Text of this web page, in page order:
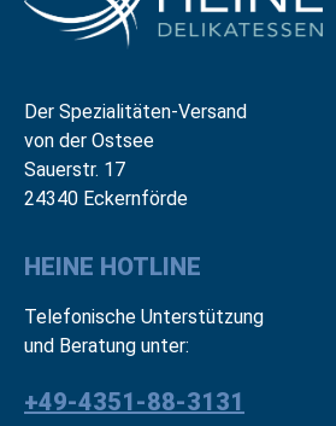
Der Spezialitäten-Versand
von der Ostsee
Sauerstr. 17
24340 Eckernförde
HEINE HOTLINE
Telefonische Unterstützung
und Beratung unter:
+49-4351-88-3131